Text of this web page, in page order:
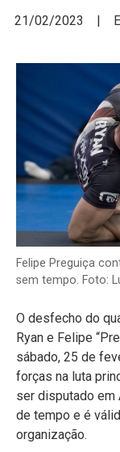
21/02/2023 |
Felipe Preguiça
sem tempo. Foto:
O desfecho do
Ryan e Felipe
sábado, 25 de
forças na luta
ser disputado em
de tempo e é
organização.